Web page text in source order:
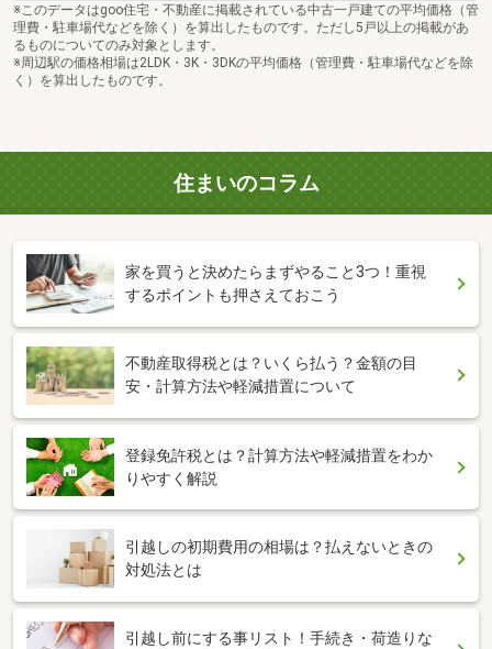
※このデータはgoo住宅・不動産に掲載されている中古一戸建ての平均価格（管
理費・駐車場代などを除く）を算出したものです。ただし5戸以上の掲載があ
るものについてのみ対象とします。
※周辺駅の価格相場は2LDK・3K・3DKの平均価格（管理費・駐車場代などを除
く）を算出したものです。
住まいのコラム
家を買うと決めたらまずやること3つ！重視
するポイントも押さえておこう
不動産取得税とは？いくら払う？金額の目
安・計算方法や軽減措置について
登録免許税とは？計算方法や軽減措置をわか
りやすく解説
引越しの初期費用の相場は？払えないときの
対処法とは
引越し前にする事リスト！手続き・荷造りな